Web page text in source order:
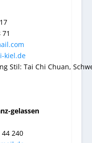
kiel.de
Stil: Tai Chi Chuan,
gelassen
44 240